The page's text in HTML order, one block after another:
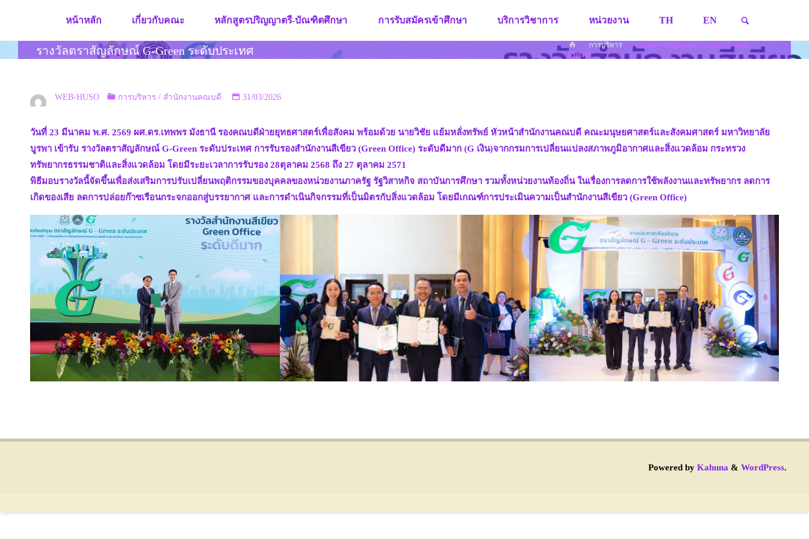
content
หน้าหลัก เกี่ยวกับคณะ หลักสูตรปริญญาตรี-บัณฑิตศึกษา การรับสมัครเข้าศึกษา บริการวิชาการ หน่วยงาน TH EN
รางวัลตราสัญลักษณ์ G-Green ระดับประเทศ
HOMEการบริหาร
รางวัลตราสัญลักษณ์ G-GREEN ระดับ
ประเทศ
WEB-HUSO การบริหาร / สำนักงานคณบดี 31/03/2026
วันที่ 23 มีนาคม พ.ศ. 2569 ผศ.ดร.เทพพร มังธานี รองคณบดีฝ่ายยุทธศาสตร์เพื่อสังคม พร้อมด้วย นายวิชัย แย้มหลั่งทรัพย์ หัวหน้าสำนักงานคณบดี คณะมนุษยศาสตร์และสังคมศาสตร์ มหาวิทยาลัย
บูรพา เข้ารับ รางวัลตราสัญลักษณ์ G-Green ระดับประเทศ การรับรองสำนักงานสีเขียว (Green Office) ระดับดีมาก (G เงิน)จากกรมการเปลี่ยนแปลงสภาพภูมิอากาศและสิ่งแวดล้อม กระทรวง
ทรัพยากรธรรมชาติและสิ่งแวดล้อม โดยมีระยะเวลาการรับรอง 28ตุลาคม 2568 ถึง 27 ตุลาคม 2571
พิธีมอบรางวัลนี้จัดขึ้นเพื่อส่งเสริมการปรับเปลี่ยนพฤติกรรมของบุคคลของหน่วยงานภาครัฐ รัฐวิสาหกิจ สถาบันการศึกษา รวมทั้งหน่วยงานท้องถิ่น ในเรื่องการลดการใช้พลังงานและทรัพยากร ลดการ
เกิดของเสีย ลดการปล่อยก๊าซเรือนกระจกออกสู่บรรยากาศ และการดำเนินกิจกรรมที่เป็นมิตรกับสิ่งแวดล้อม โดยมีเกณฑ์การประเมินความเป็นสำนักงานสีเขียว (Green Office)
Powered byKahuna & WordPress.